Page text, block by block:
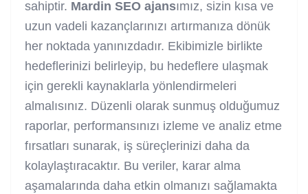
sahiptir. Mardin SEO ajansımız, sizin kısa ve
uzun vadeli kazançlarınızı artırmanıza dönük
her noktada yanınızdadır. Ekibimizle birlikte
hedeflerinizi belirleyip, bu hedeflere ulaşmak
için gerekli kaynaklarla yönlendirmeleri
almalısınız. Düzenli olarak sunmuş olduğumuz
raporlar, performansınızı izleme ve analiz etme
fırsatları sunarak, iş süreçlerinizi daha da
kolaylaştıracaktır. Bu veriler, karar alma
aşamalarında daha etkin olmanızı sağlamakta